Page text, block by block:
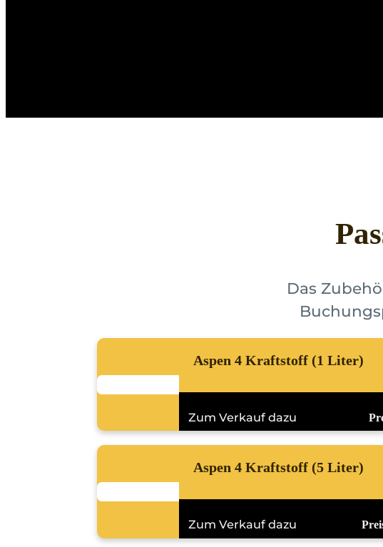
Das
Aspen 4 Kraftstoff (1 Liter)
Zum Verkauf dazu
Aspen 4 Kraftstoff (5 Liter)
Zum Verkauf dazu